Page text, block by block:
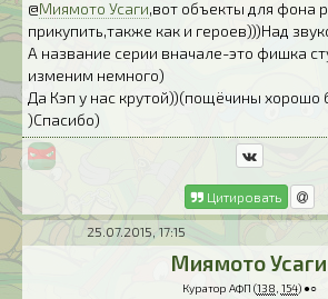
@Миямото Усаги,вот объекты для фона
прикупить,также как и героев)))Над
А название серии вначале-это фишка
изменим немного)
Да Кэп у нас крутой))(пощёчины хорошо
)Спасибо)
Цитировать
25.07.2015, 17:15
Миямото Усаги
Куратор АФП (138 154) ●○